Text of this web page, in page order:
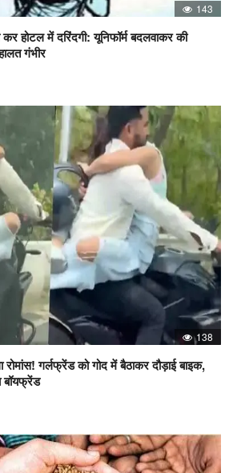
143
होटल में दरिंदगी: यूनिफॉर्म बदलवाकर की
गंभीर
138
गर्लफ्रेंड को गोद में बैठाकर दौड़ाई बाइक,
बॉयफ्रेंड